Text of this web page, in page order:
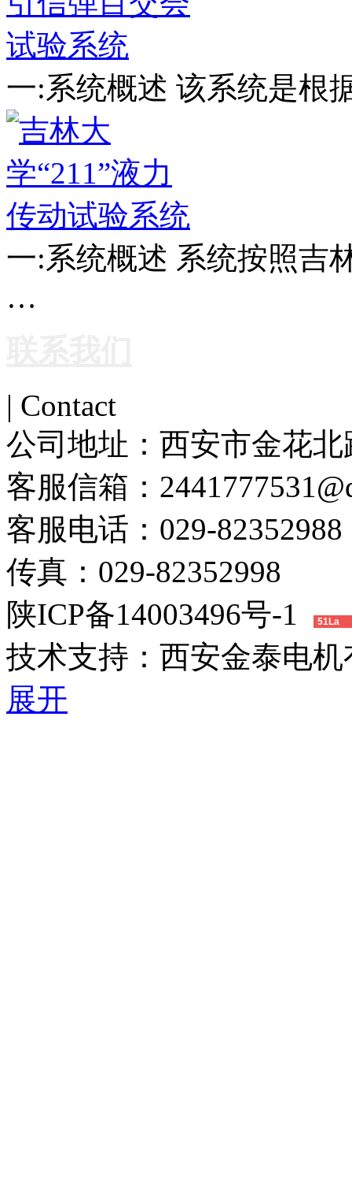
一:系统概述 该系统是根
一:系统概述 系统按照吉
…
| Contact
公司地址： 西安市金花北
客服信箱：
客服电话： 029-82352988
传真： 029-82352998
陕ICP备14003496号-1
51La
技术支持： 西安金泰电
展开